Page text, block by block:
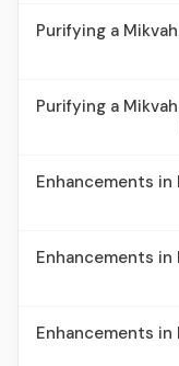
Purifying a
Purifying a
Enhancements
Enhancements
Enhancements